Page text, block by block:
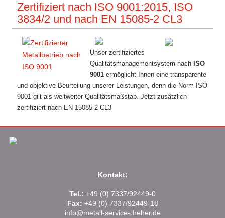
Zertifiziert nach ISO 9001:2015, ISO
3834/2 und nach EN 15085-2 CL3
Unser zertifiziertes
Qualitätsmanagementsystem nach ISO
9001 ermöglicht Ihnen eine transparente
und objektive Beurteilung unserer Leistungen, denn die Norm ISO
9001 gilt als weltweiter Qualitätsmaßstab. Jetzt zusätzlich
zertifiziert nach EN 15085-2 CL3
Kontakt:
Tel.: +49 (0) 7337/92449-0
Fax: +49 (0) 7337/92449-18
info@metall-service-dreher.de